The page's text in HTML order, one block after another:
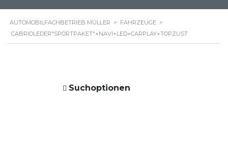
AUTOMOBILFACHBETRIEB MÜLLER > FAHRZEUGE >
CABRIOLEDER"SPORTPAKET"+NAVI+LED+CARPLAY+TOPZUST
Suchoptionen